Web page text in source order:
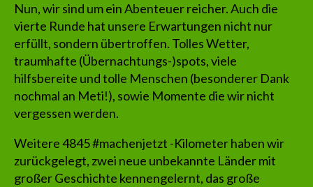
Nun, wir sind um ein Abenteuer reicher. Auch die
vierte Runde hat unsere Erwartungen nicht nur
erfüllt, sondern übertroffen. Tolles Wetter,
traumhafte (Übernachtungs-)spots, viele
hilfsbereite und tolle Menschen (besonderer Dank
nochmal an Meti!), sowie Momente die wir nicht
vergessen werden.
Weitere 4845 #machenjetzt -Kilometer haben wir
zurückgelegt, zwei neue unbekannte Länder mit
großer Geschichte kennengelernt, das große